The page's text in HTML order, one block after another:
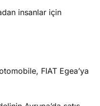
insanlar için
FIAT Egea’ya